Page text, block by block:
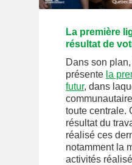
La première
résultat de
Dans son
présente la
futur, dans
toute centrale.
résultat du
réalisé ces
notamment la
activités